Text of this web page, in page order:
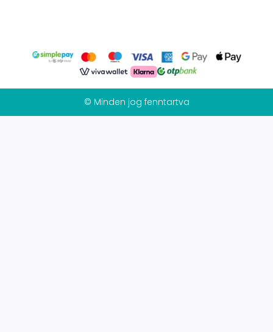
© Minden jog fenntartva